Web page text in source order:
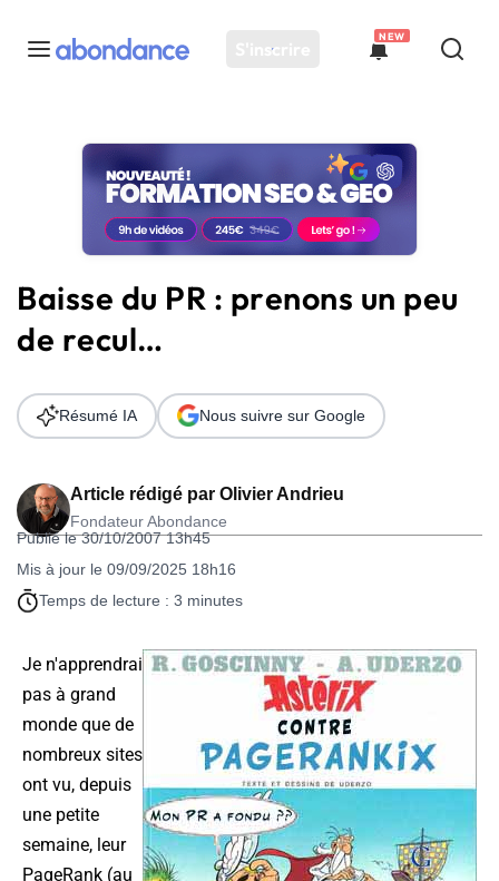
S'inscrire
NEW
Toutes les actus
Actus SEO
Plateforme
Solutions
Ressources
Audit SEO
Baisse du PR : prenons un peu
de recul…
Article rédigé par Olivier Andrieu
Fondateur Abondance
Publié le 30/10/2007 13h45
Mis à jour le 09/09/2025 18h16
Temps de lecture : 3 minutes
Résumé IA Nous suivre sur Google
Je n'apprendrai
pas à grand
monde que de
nombreux sites
ont vu, depuis
une petite
semaine, leur
PageRank (au